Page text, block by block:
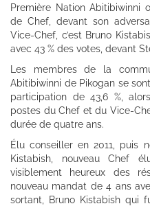
Première Nation Abitibiwinni
de Chef, devant son
Vice-Chef, c’est Bruno
avec 43 % des votes, devant
Les membres de la
Abitibiwinni de Pikogan se
participation de 43,6 %,
postes du Chef et du Vice-
durée de quatre ans.
Élu conseiller en 2011, puis
Kistabish, nouveau Chef
visiblement heureux des
nouveau mandat de 4 ans
sortant, Bruno Kistabish